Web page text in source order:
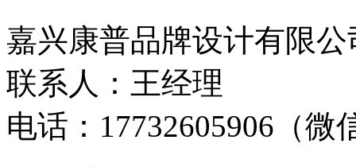
嘉兴康普品牌设计有限公
联系人：王经理
电话：17732605906（微